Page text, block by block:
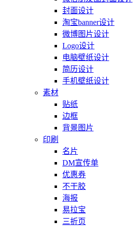
封面设计
淘宝banner设计
微博图片设计
Logo设计
电脑壁纸设计
简历设计
手机壁纸设计
素材
贴纸
边框
背景图片
印刷
名片
DM宣传单
优惠券
不干胶
海报
易拉宝
三折页